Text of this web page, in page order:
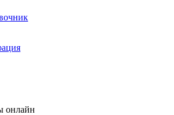
онлайн